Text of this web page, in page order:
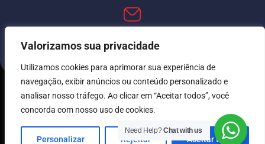
Valorizamos sua privacidade
Utilizamos cookies para aprimorar sua experiência de
navegação, exibir anúncios ou conteúdo personalizado e
analisar nosso tráfego. Ao clicar em “Aceitar todos”, você
concorda com nosso uso de cookies.
Personalizar Rejeitar Aceitar tudo
© Immi Canada 2026. Todos os direitos reservados.
Need Help?Chat with us